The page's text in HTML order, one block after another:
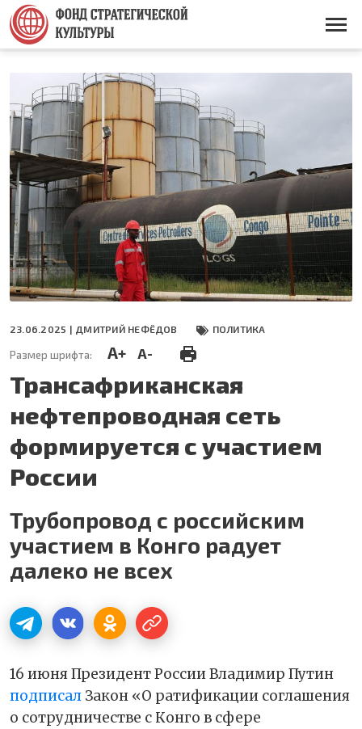
Перейти
основному
содержанию
Основная
23.06.2025 | ДМИТРИЙ НЕФЁДОВ ПОЛИТИКА
Размер шрифта: A+ A-
Трансафриканская
нефтепроводная сеть
формируется с участием
России
Трубопровод с российским
участием в Конго радует
далеко не всех
16 июня Президент России Владимир Путин
подписал Закон «О ратификации соглашения
о сотрудничестве с Конго в сфере